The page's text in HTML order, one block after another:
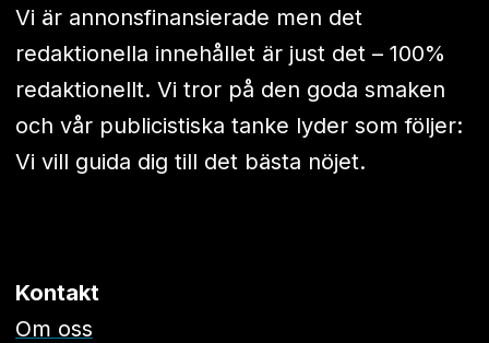
Vi är annonsfinansierade men det
redaktionella innehållet är just det – 100%
redaktionellt. Vi tror på den goda smaken
och vår publicistiska tanke lyder som följer:
Vi vill guida dig till det bästa nöjet.
Kontakt
Om oss